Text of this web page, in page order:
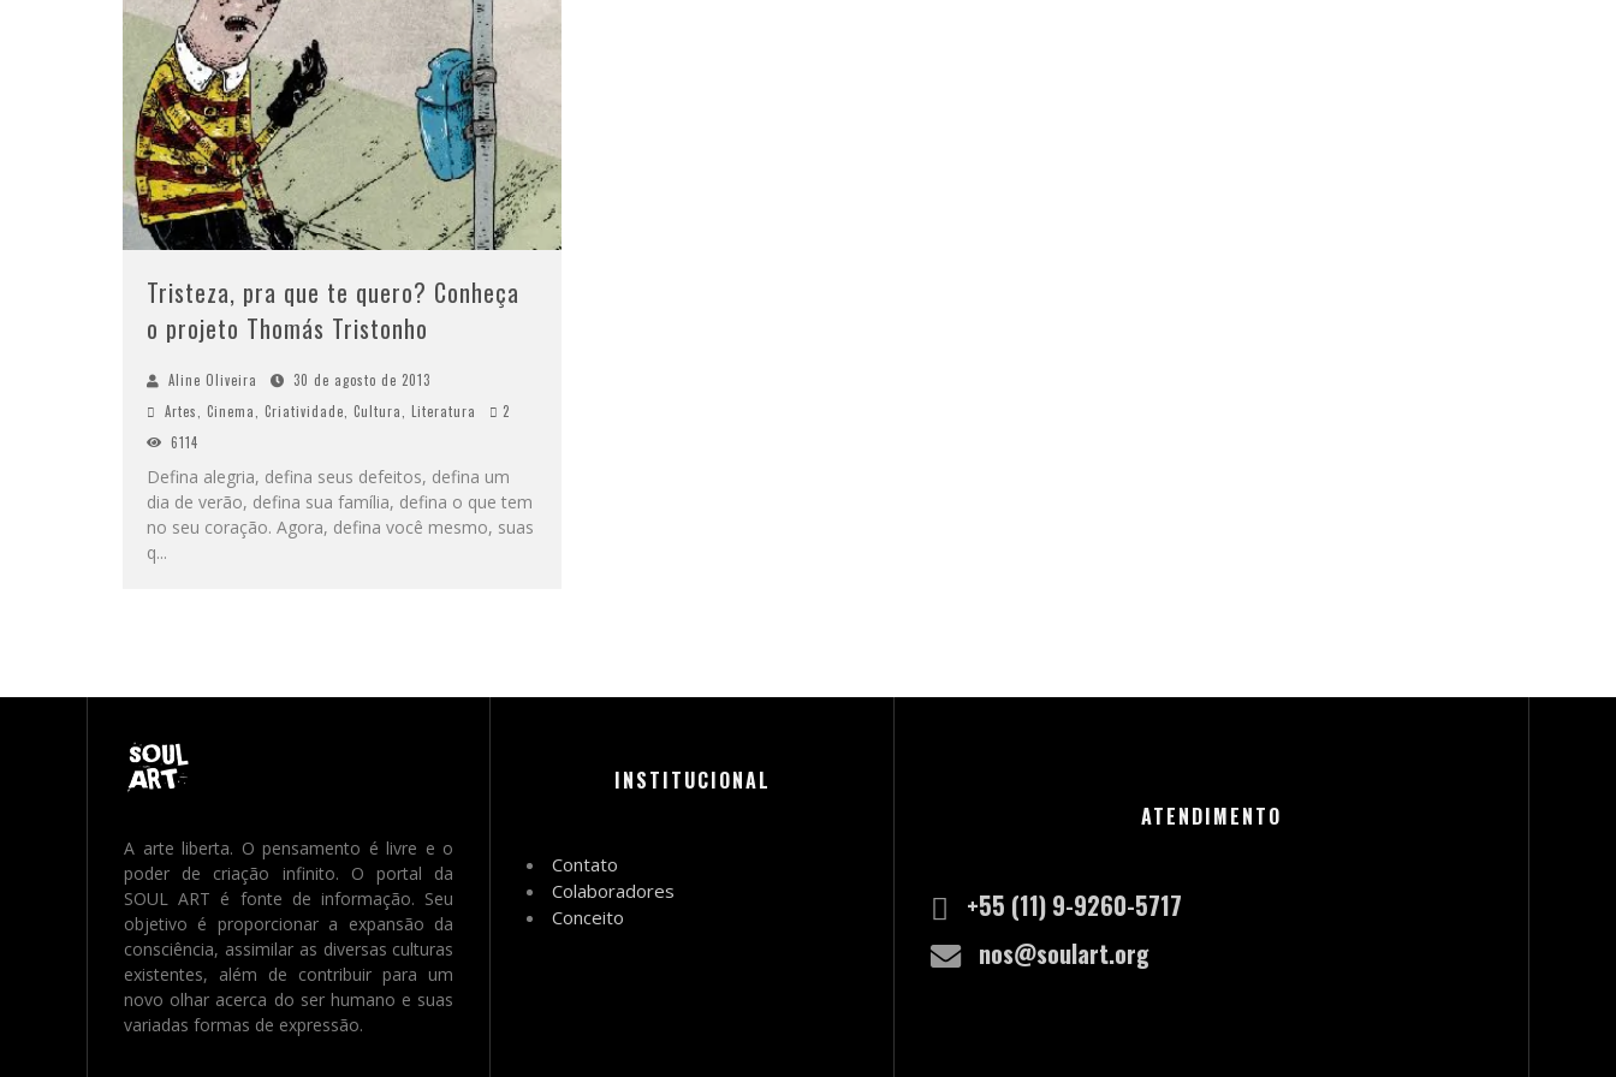
Tristeza, pra que te quero? Conheça
o projeto Thomás Tristonho
Aline Oliveira
30 de agosto de 2013
Artes, Cinema, Criatividade, Cultura, Literatura
2
6114
Defina alegria, defina seus defeitos, defina um
dia de verão, defina sua família, defina o que tem
no seu coração. Agora, defina você mesmo, suas
q...
A arte liberta. O pensamento é livre e o
poder de criação infinito. O portal da
SOUL ART é fonte de informação. Seu
objetivo é proporcionar a expansão da
consciência, assimilar as diversas culturas
existentes, além de contribuir para um
novo olhar acerca do ser humano e suas
variadas formas de expressão.
INSTITUCIONAL
Contato
Colaboradores
Conceito
ATENDIMENTO
+55 (11) 9-9260-5717
nos@soulart.org